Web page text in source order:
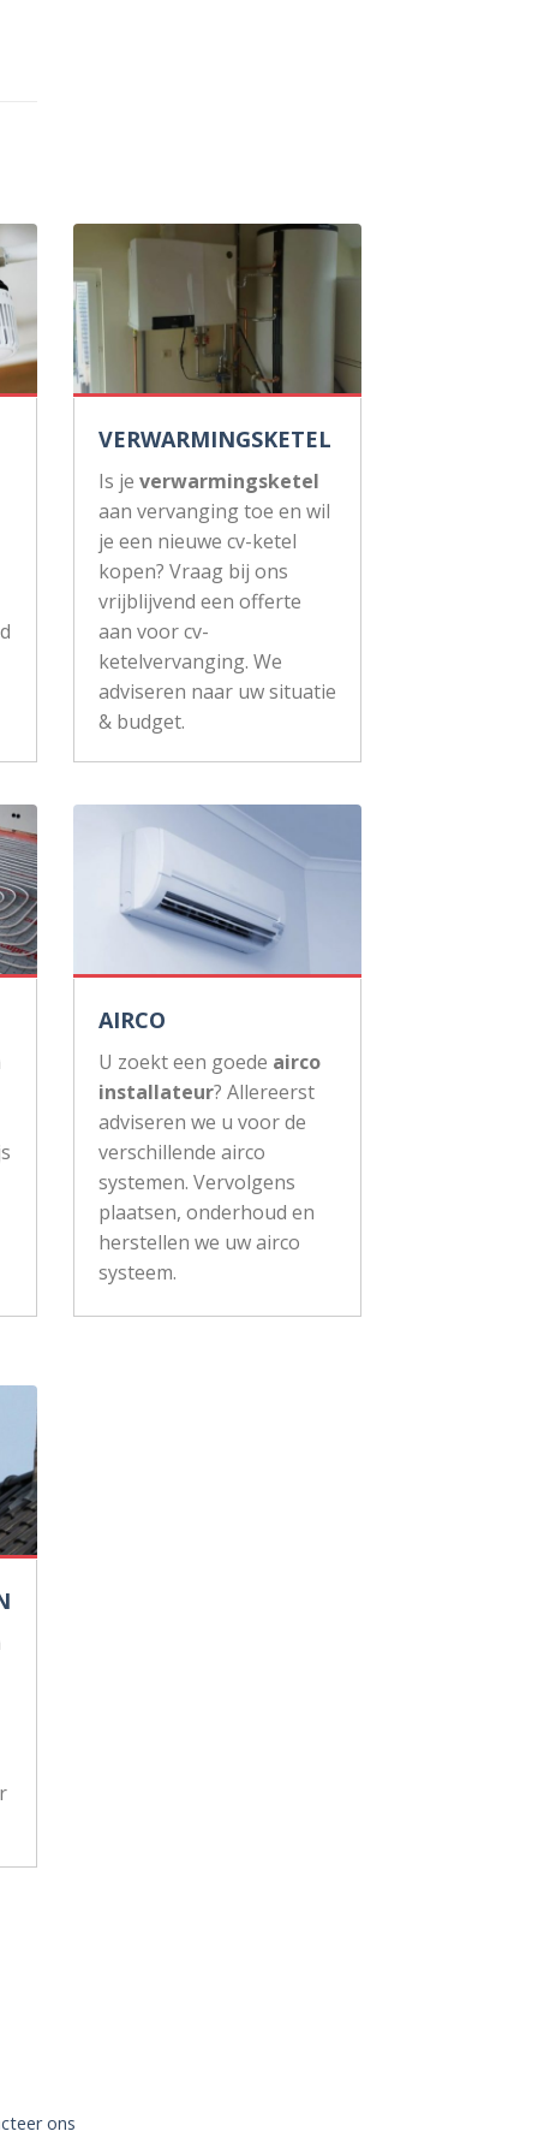
VERWARMINGSKETEL
Is je verwarmingsketel
aan vervanging toe en wil
je een nieuwe cv-ketel
kopen? Vraag bij ons
vrijblijvend een offerte
aan voor cv-
ketelvervanging. We
adviseren naar uw situatie
& budget.
AIRCO
U zoekt een goede airco
installateur? Allereerst
adviseren we u voor de
verschillende airco
systemen. Vervolgens
plaatsen, onderhoud en
herstellen we uw airco
systeem.
ons